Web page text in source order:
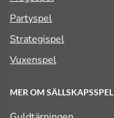
Partyspel
Strategispel
Vuxenspel
MER OM SÄLLSKAPSSPEL